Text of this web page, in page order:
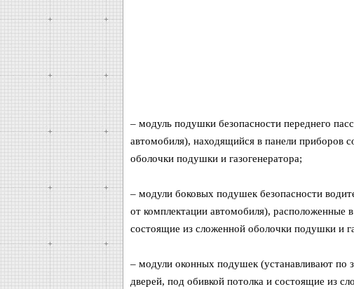
– модуль подушки безопасности переднего
автомобиля), находящийся в панели приборов
оболочки подушки и газогенератора;
– модули боковых подушек безопасности
от комплектации автомобиля), расположенные
состоящие из сложенной оболочки подушки и
– модули оконных подушек (устанавливают по
дверей, под обивкой потолка и состоящие из